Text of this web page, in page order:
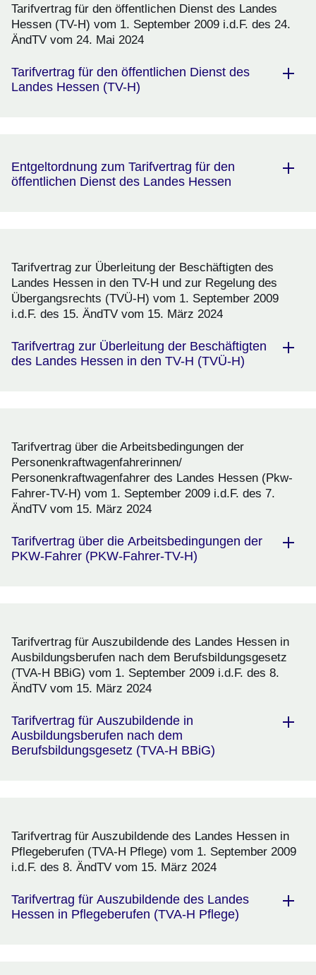
Tarifvertrag für den öffentlichen Dienst des Landes
Hessen (TV-H) vom 1. September 2009 i.d.F. des 24.
ÄndTV vom 24. Mai 2024
Tarifvertrag für den öffentlichen Dienst des
Landes Hessen (TV-H)
Entgeltordnung zum Tarifvertrag für den
öffentlichen Dienst des Landes Hessen
Tarifvertrag zur Überleitung der Beschäftigten des
Landes Hessen in den TV-H und zur Regelung des
Übergangsrechts (TVÜ-H) vom 1. September 2009
i.d.F. des 15. ÄndTV vom 15. März 2024
Tarifvertrag zur Überleitung der Beschäftigten
des Landes Hessen in den TV-H (TVÜ-H)
Tarifvertrag über die Arbeitsbedingungen der
Personenkraftwagenfahrerinnen/
Personenkraftwagenfahrer des Landes Hessen (Pkw-
Fahrer-TV-H) vom 1. September 2009 i.d.F. des 7.
ÄndTV vom 15. März 2024
Tarifvertrag über die Arbeitsbedingungen der
PKW-Fahrer (PKW-Fahrer-TV-H)
Tarifvertrag für Auszubildende des Landes Hessen in
Ausbildungsberufen nach dem Berufsbildungsgesetz
(TVA-H BBiG) vom 1. September 2009 i.d.F. des 8.
ÄndTV vom 15. März 2024
Tarifvertrag für Auszubildende in
Ausbildungsberufen nach dem
Berufsbildungsgesetz (TVA-H BBiG)
Tarifvertrag für Auszubildende des Landes Hessen in
Pflegeberufen (TVA-H Pflege) vom 1. September 2009
i.d.F. des 8. ÄndTV vom 15. März 2024
Tarifvertrag für Auszubildende des Landes
Hessen in Pflegeberufen (TVA-H Pflege)